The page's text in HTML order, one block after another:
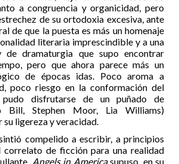
a congruencia y organicidad, pero
de su ortodoxia excesiva, ante
de que la puesta es más un homenaje
literaria imprescindible y a una
dramaturgia que supo encontrar
pero que ahora parece más un
de épocas idas. Poco aroma a
poco riesgo en la conformación del
pudo disfrutarse de un puñado de
Bill, Stephen Moor, Lia Williams)
ligereza y veracidad.
compelido a escribir, a principios
correlato de ficción para una realidad
Angels in Americasupuso, en su